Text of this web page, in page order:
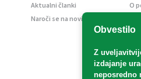
Obvestilo
Z
izdajanje
neposredno
Aktualni članki
Naroči se na novice
O